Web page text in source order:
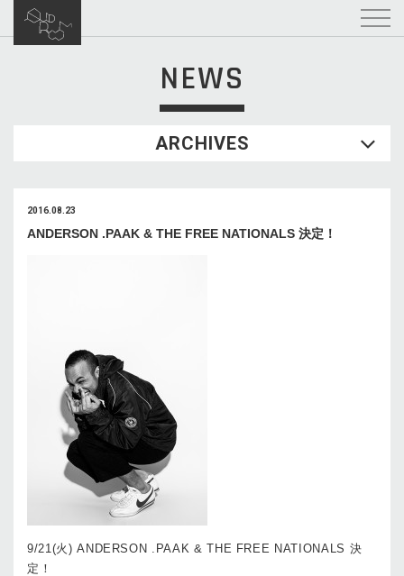
NEWS
ARCHIVES
2016.08.23
ANDERSON .PAAK & THE FREE NATIONALS 決定！
9/21(火) ANDERSON .PAAK & THE FREE NATIONALS 決
定！